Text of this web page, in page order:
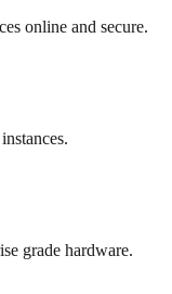
online and secure.
grade hardware.